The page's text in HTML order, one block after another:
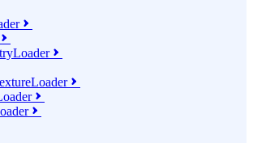




